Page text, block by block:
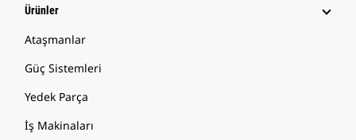
Ürünler
Ataşmanlar
Güç Sistemleri
Yedek Parça
İş Makinaları